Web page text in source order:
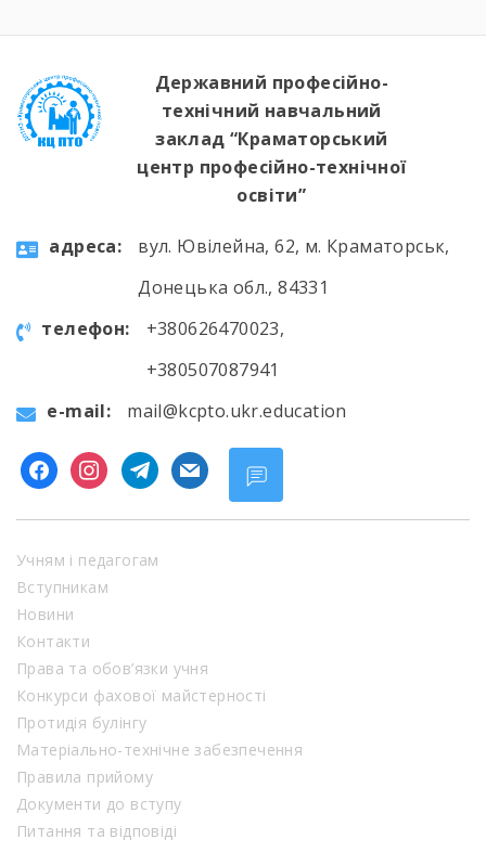
студенти підтвердили свої знання та […]
Державний професійно-
технічний навчальний
заклад “Краматорський
центр професійно-технічної
освіти”
aдресa:
вул. Ювілейна, 62, м. Краматорськ,
Донецька обл., 84331
телефон:
+380626470023,
+380507087941
e-mail:
mail@kcpto.ukr.education
facebookinstagramtelegram
mail
Учням і педагогам
Вступникам
Новини
Контакти
Права та обов’язки учня
Конкурси фахової майстерності
Протидія булінгу
Матеріально-технічне забезпечення
Правила прийому
Документи до вступу
Питання та відповіді